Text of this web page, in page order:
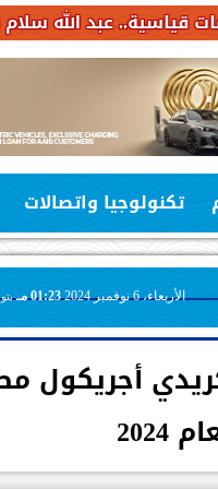
خطة استثمارات بـ6.4 مليار
تكنولوجيا واتصالات
الأربعاء، 6 نوفمبر 2024 01:23 مـ
أجريكول